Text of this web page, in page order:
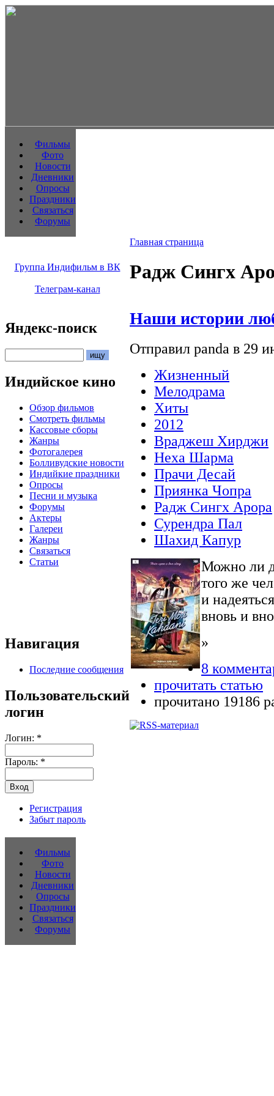
Фильмы
Фото
Новости
Дневники
Опросы
Праздники
Связаться
Форумы
Группа Индифильм в ВК
Телеграм-канал
Яндекс-поиск
Индийское кино
Обзор фильмов
Смотреть фильмы
Кассовые сборы
Жанры
Фотогалерея
Болливудские новости
Индийкие праздники
Опросы
Песни и музыка
Форумы
Актеры
Галереи
Жанры
Связаться
Статьи
Навигация
Последние сообщения
Пользовательский
логин
Логин: *
Пароль: *
Регистрация
Забыт пароль
Главная страница
Радж Сингх
Наши истории
Отправил panda в 29
Жизненный
Мелодрама
Хиты
2012
Враджеш Хирджи
Неха Шарма
Прачи Десай
Приянка Чопра
Радж Сингх Арора
Сурендра Пал
Шахид Капур
Можно ли
того же
и
вновь и
»
8
прочитать статью
прочитано 19186
Фильмы
Фото
Новости
Дневники
Опросы
Праздники
Связаться
Форумы